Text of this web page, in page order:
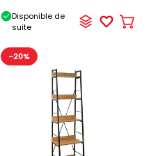
Disponible de
suite
Ajouter
-20%